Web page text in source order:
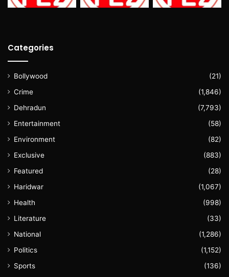
Categories
Bollywood
(21)
Crime
(1,846)
Dehradun
(7,793)
Entertainment
(58)
Environment
(82)
Exclusive
(883)
Featured
(28)
Haridwar
(1,067)
Health
(998)
Literature
(33)
National
(1,286)
Politics
(1,152)
Sports
(136)